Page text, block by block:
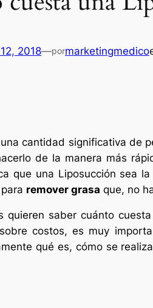
2018—pormarketingmedico
cantidad significativa de
de la manera más
que una Liposucción sea
remover grasa que, no
quieren saber cuánto
costos, es muy
qué es, cómo se